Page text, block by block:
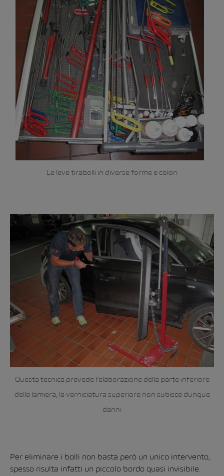
Le leve tirabolli in diverse forme e colori
Questa tecnica prevede l’elaborazione della parte inferiore
della lamiera, la verniciatura superiore non subisce dunque
danni
Per eliminare i bolli non basta però un unico intervento,
spesso risulta infatti un piccolo bordo quasi invisibile.